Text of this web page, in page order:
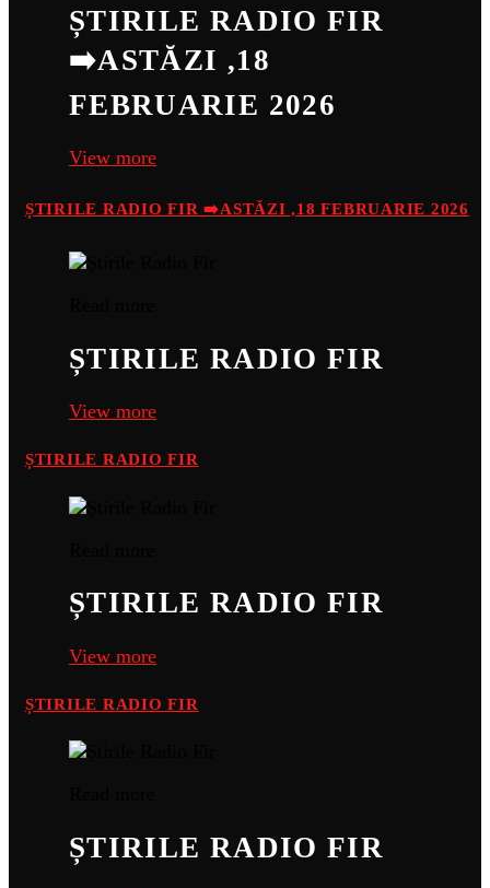
ȘTIRILE RADIO FIR
➡️ASTĂZI ,18
FEBRUARIE 2026
View more
ȘTIRILE RADIO FIR ➡️ASTĂZI ,18 FEBRUARIE 2026
ȘTIRILE RADIO FIR
View more
ȘTIRILE RADIO FIR
ȘTIRILE RADIO FIR
View more
ȘTIRILE RADIO FIR
ȘTIRILE RADIO FIR